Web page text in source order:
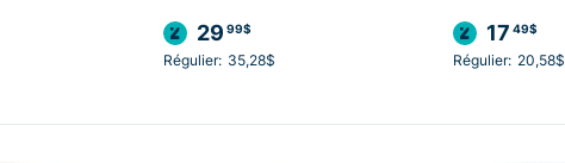
29 99$
Régulier: 35,28$
17 49$
Régulier: 20,58$